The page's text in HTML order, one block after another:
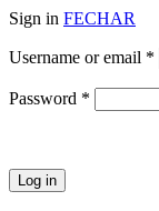
Sign in FECHAR
Username or email *
Password *
Log in